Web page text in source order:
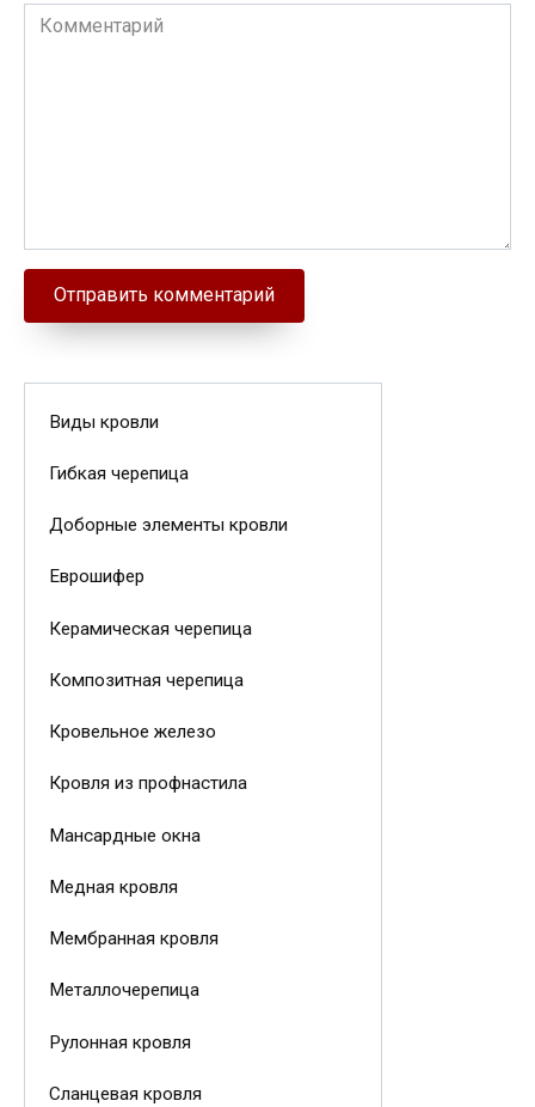
Комментарий
Виды кровли
Гибкая черепица
Доборные элементы кровли
Еврошифер
Керамическая черепица
Композитная черепица
Кровельное железо
Кровля из профнастила
Мансардные окна
Медная кровля
Мембранная кровля
Металлочерепица
Рулонная кровля
Сланцевая кровля